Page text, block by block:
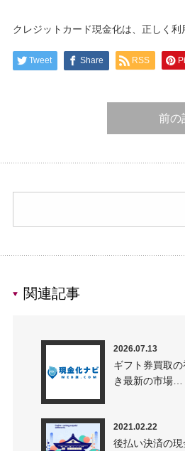
クレジットカード現金化は、正しく
Tweet Share RSS
前の
関連記事
2026.07.13
ギフト券買取
き最新の市場…
2021.02.22
後払い決済の